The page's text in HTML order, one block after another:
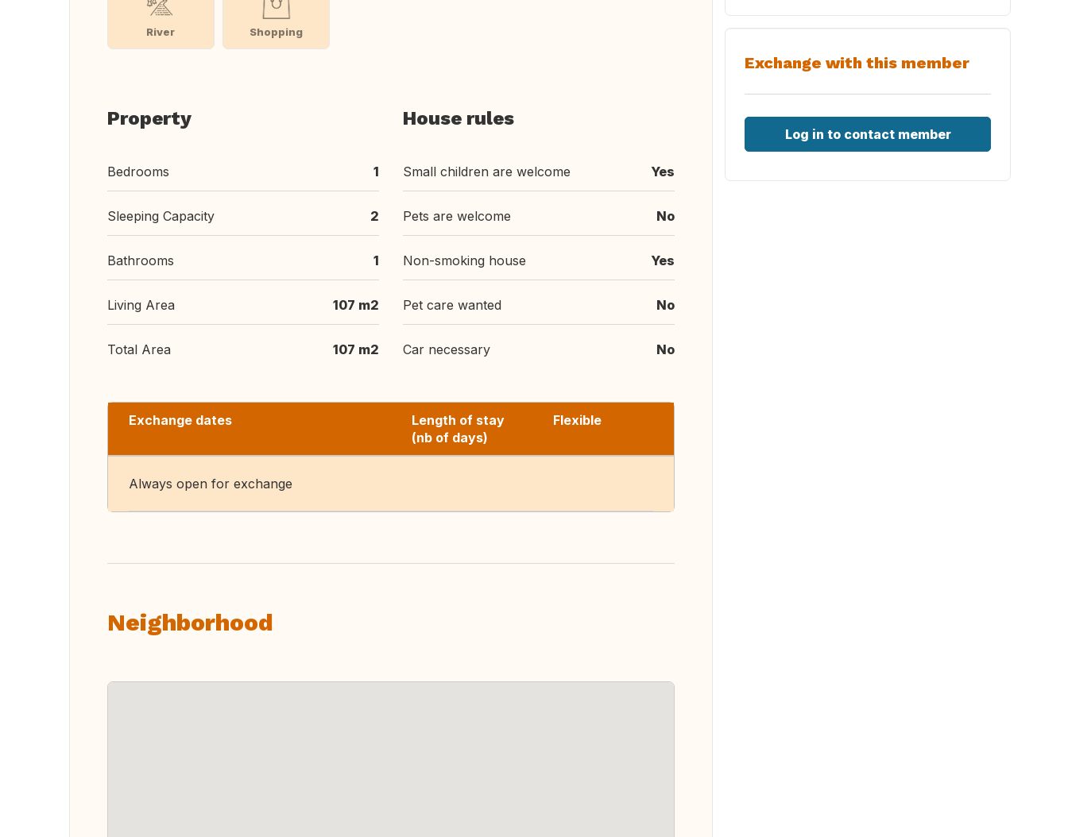
River Shopping
Property
Bedrooms 1
Sleeping Capacity 2
Bathrooms 1
Living Area 107 m2
Total Area 107 m2
House rules
Small children are welcome Yes
Pets are welcome No
Non-smoking house Yes
Pet care wanted No
Car necessary No
Exchange dates
Length of stay
(nb of days)
Flexible
Always open for exchange
Neighborhood
Exchange with this member
Log in to contact member